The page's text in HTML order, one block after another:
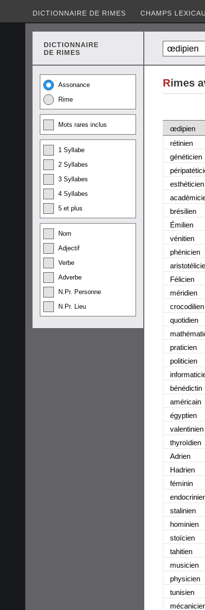
DICTIONNAIRE DE RIMES CHAMPS
DICTIONNAIRE
DE RIMES
Assonance
Rime
Mots rares inclus
1 Syllabe
2 Syllabes
3 Syllabes
4 Syllabes
5 et plus
Nom
Adjectif
Verbe
Adverbe
N.Pr. Personne
N.Pr. Lieu
Rimes
œdipien
rétinien
généticien
esthéticien
brésilien
Émilien
vénitien
phénicien
Félicien
méridien
crocodilien
quotidien
praticien
politicien
bénédictin
américain
égyptien
valentinien
thyroïdien
Adrien
Hadrien
féminin
stalinien
hominien
stoïcien
tahitien
musicien
physicien
tunisien